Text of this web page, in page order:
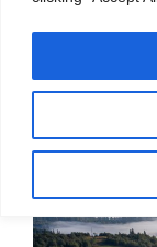
प्रकाशित
जलवायु